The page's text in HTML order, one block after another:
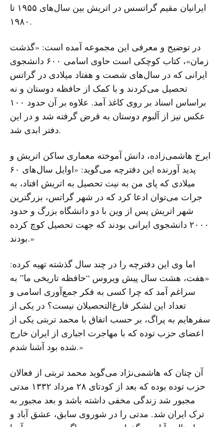
ایرانیان مقیم گراتسس در اتریش بین سال‌های ۱۹۵۵ تا
۱۹۸۰.
در توضیح و معرفی این مجموعه آمده است: «گذشت
زمان»، کتاب کوچکی است حاوی اسامی ۶۰۰ دانشجوی
ایرانی که در سال‌های شصت و هفتاد میلادی در گراتس
تحصیل می‌کردند و با کمک از حافظه دوستان و نه
براساس اسناد بر روی کاغذ آمد. علاوه بر آن حدود ۱۰۰
عکس نیز از آلبوم دوستان به قرض گرفته شد و در این
دفتر ابدی شد.
ایرج هاشمی‌زاده، دانش آموخته معماری ساکن اتریش و
پدید آورنده این دفترچه می‌گوید: «اوایل سال‌های ۶۰
میلادی که پای من به نیت تحصیل به اتریش افتاد، به
جرات می‌توان ادعا کرد که در شهر گراتس، بزرگترین
شهر اتریش پس از وین با دو دانشگاه بزرگ و حدود
۲۰۰۰ دانشجوی ایرانی بودند که جهت تحصیل کوچ کرده
بودند.»
اما وی این دفترچه را در چند سال گذشته تهیه کرده:
«هفت، هشت سال پیش ویروس “حافظه تاریخی ما” به
سراغم آمد که چرا کسی به فکر جمع‌آوری اسامی و
تعداد این لشکر فارغ‌التحصیلان نیست؟ در یکی از
سفرهایم به پراگ، بر حسب اتفاق با محمد تربتی یکی از
اعضای حزب توده که با مهاجرت اجباری از ایران خارج
شده بود آشنا شدم.»
آن‌ چنان که هاشمی‌نژاد می‌گوید محمد تربتی از فعالان
حزب توده بوده که بعد از کودتای ۲۸ مرداد ۱۳۳۲ مدتی
مجبور شد زندگی مخفی داشته باشد و بعد مجبور به
ترک ایران شد. مدتی را در شوروی سابق، عشق آباد و